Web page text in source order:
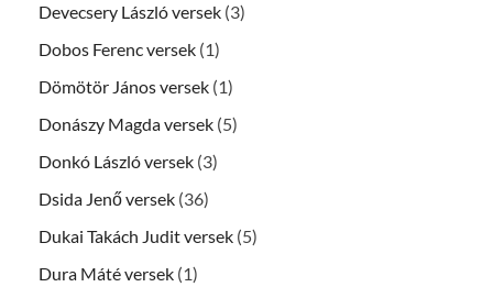
Devecsery László versek (3)
Dobos Ferenc versek (1)
Dömötör János versek (1)
Donászy Magda versek (5)
Donkó László versek (3)
Dsida Jenő versek (36)
Dukai Takách Judit versek (5)
Dura Máté versek (1)